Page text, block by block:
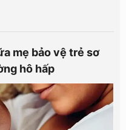
mẹ bảo vệ trẻ sơ
hô hấp